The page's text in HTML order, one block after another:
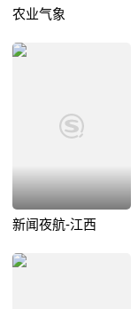
农业气象
新闻夜航-江西